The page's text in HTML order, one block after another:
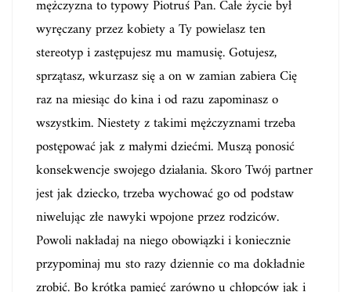
mężczyzna to typowy Piotruś Pan. Całe życie był
wyręczany przez kobiety a Ty powielasz ten
stereotyp i zastępujesz mu mamusię. Gotujesz,
sprzątasz, wkurzasz się a on w zamian zabiera Cię
raz na miesiąc do kina i od razu zapominasz o
wszystkim. Niestety z takimi mężczyznami trzeba
postępować jak z małymi dziećmi. Muszą ponosić
konsekwencje swojego działania. Skoro Twój partner
jest jak dziecko, trzeba wychować go od podstaw
niwelując złe nawyki wpojone przez rodziców.
Powoli nakładaj na niego obowiązki i koniecznie
przypominaj mu sto razy dziennie co ma dokładnie